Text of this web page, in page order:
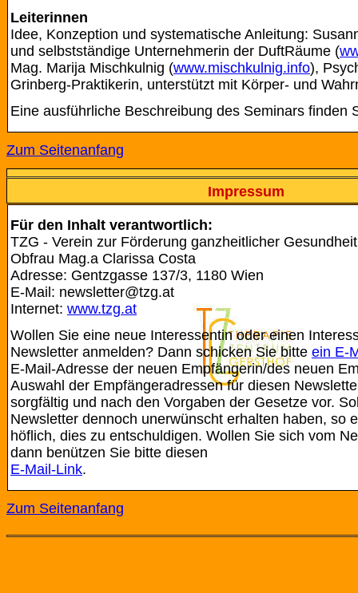
Leiterinnen
Idee, Konzeption und systematische Anleitung:
und selbstständige Unternehmerin der DuftRäume (
Mag. Marija Mischkulnig (www.mischkulnig.info),
Grinberg-Praktikerin, unterstützt mit Körper- und
Eine ausführliche Beschreibung des Seminars finden
Zum Seitenanfang
Impressum
Für den Inhalt verantwortlich:
TZG - Verein zur Förderung ganzheitlicher Gesundheit
Obfrau Mag.a Clarissa Costa
Adresse: Gentzgasse 137/3, 1180 Wien
E-Mail: newsletter@tzg.at
Internet: www.tzg.at
Wollen Sie eine neue Interessentin oder einen
Newsletter anmelden? Dann schicken Sie bitte ein E-
E-Mail-Adresse der neuen Empfängerin/des neuen
Auswahl der Empfängeradressen für diesen
sorgfältig und nach den Vorgaben der Gesetze vor.
Newsletter dennoch unerwünscht erhalten haben, so
höflich, dies zu entschuldigen. Wollen Sie sich vom
dann benützen Sie bitte diesen
E-Mail-Link.
Zum Seitenanfang